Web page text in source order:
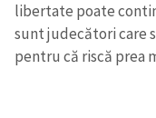
libertate poate
sunt judecători care
pentru că riscă prea